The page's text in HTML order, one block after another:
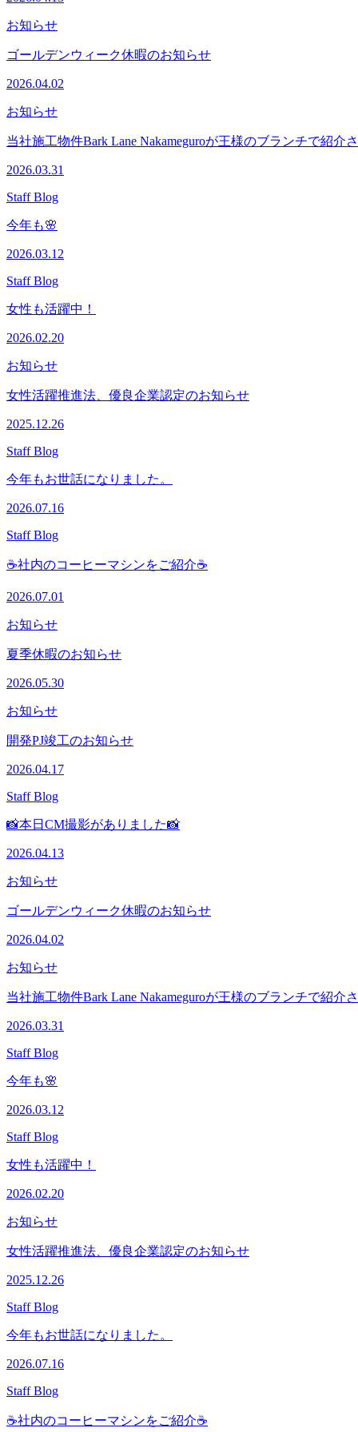
お知らせ
ゴールデンウィーク休暇のお知らせ
2026.04.02
お知らせ
当社施工物件Bark Lane Nakameguroが王様のブランチで紹介
2026.03.31
Staff Blog
今年も🌸
2026.03.12
Staff Blog
女性も活躍中！
2026.02.20
お知らせ
女性活躍推進法、優良企業認定のお知らせ
2025.12.26
Staff Blog
今年もお世話になりました。
2026.07.16
Staff Blog
☕社内のコーヒーマシンをご紹介☕
2026.07.01
お知らせ
夏季休暇のお知らせ
2026.05.30
お知らせ
開発PJ竣工のお知らせ
2026.04.17
Staff Blog
📸本日CM撮影がありました📸
2026.04.13
お知らせ
ゴールデンウィーク休暇のお知らせ
2026.04.02
お知らせ
当社施工物件Bark Lane Nakameguroが王様のブランチで紹介
2026.03.31
Staff Blog
今年も🌸
2026.03.12
Staff Blog
女性も活躍中！
2026.02.20
お知らせ
女性活躍推進法、優良企業認定のお知らせ
2025.12.26
Staff Blog
今年もお世話になりました。
2026.07.16
Staff Blog
☕社内のコーヒーマシンをご紹介☕